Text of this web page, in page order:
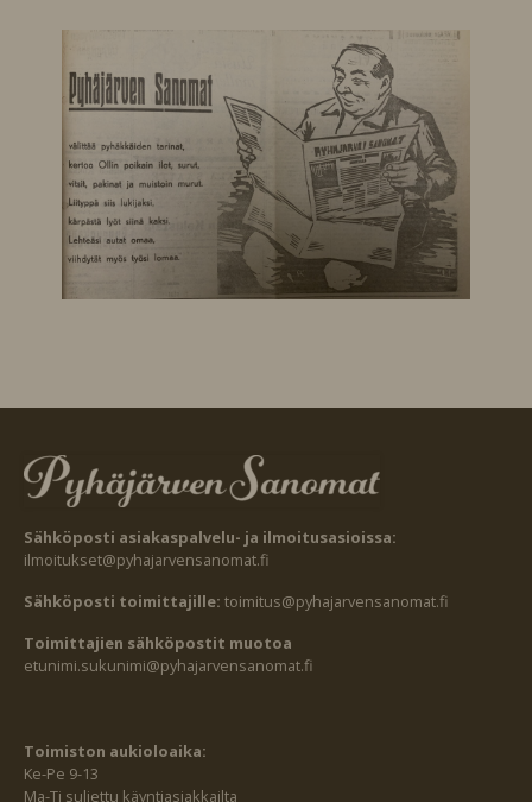
Sähköposti asiakaspalvelu- ja ilmoitusasioissa:
ilmoitukset@pyhajarvensanomat.fi
Sähköposti toimittajille: toimitus@pyhajarvensanomat.fi
Toimittajien sähköpostit muotoa
etunimi.sukunimi@pyhajarvensanomat.fi
Toimiston aukioloaika:
Ke-Pe 9-13
Ma-Ti suljettu käyntiasiakkailta